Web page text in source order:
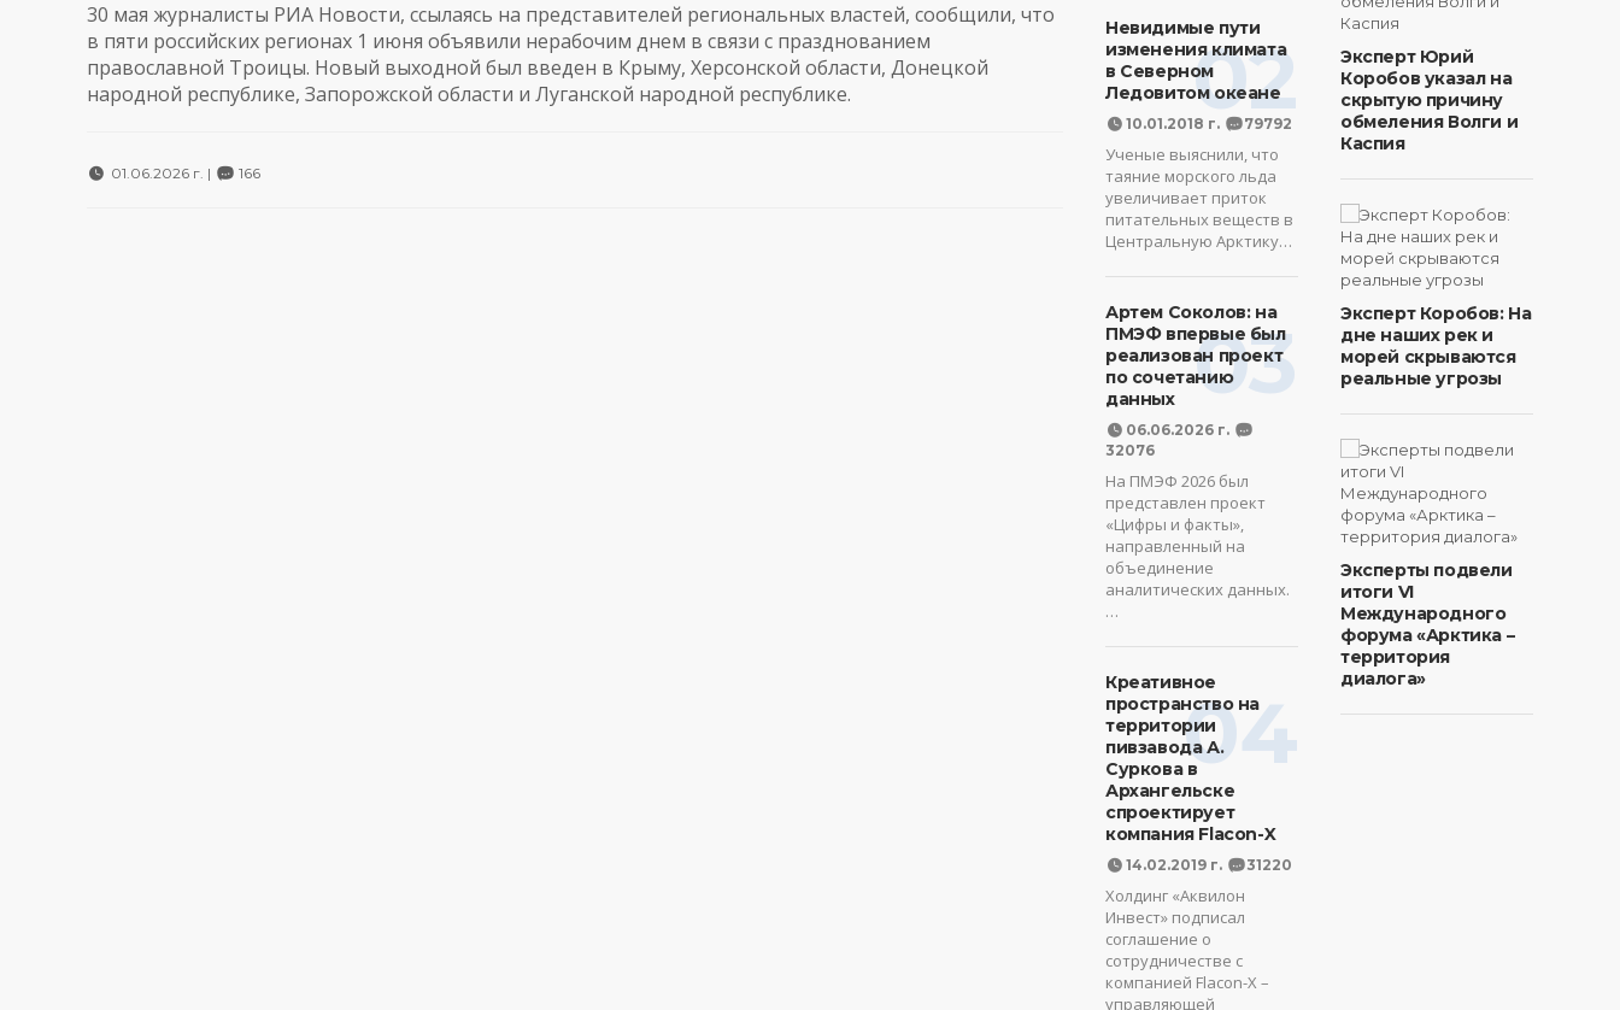
30 мая журналисты РИА Новости, ссылаясь на представителей региональных властей, сообщили, что
в пяти российских регионах 1 июня объявили нерабочим днем в связи с празднованием
православной Троицы. Новый выходной был введен в Крыму, Херсонской области, Донецкой
народной республике, Запорожской области и Луганской народной республике.
01.06.2026 г. | 166
02
Невидимые пути
изменения климата
в Северном
Ледовитом океане
10.01.2018 г. 79792
Ученые выяснили, что
таяние морского льда
увеличивает приток
питательных веществ в
Центральную Арктику…
03
Артем Соколов: на
ПМЭФ впервые был
реализован проект
по сочетанию
данных
06.06.2026 г.
32076
На ПМЭФ 2026 был
представлен проект
«Цифры и факты»,
направленный на
объединение
аналитических данных.
…
04
Креативное
пространство на
территории
пивзавода А.
Суркова в
Архангельске
спроектирует
компания Flacon-X
14.02.2019 г. 31220
Холдинг «Аквилон
Инвест» подписал
соглашение о
сотрудничестве с
компанией Flacon-X –
управляющей
Эксперт Юрий
Коробов указал на
скрытую причину
обмеления Волги и
Каспия
Эксперт Коробов: На
дне наших рек и
морей скрываются
реальные угрозы
Эксперты подвели
итоги VI
Международного
форума «Арктика –
территория
диалога»